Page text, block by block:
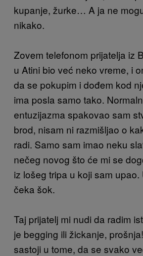
kupanje, žurke… A ja ne
nikako.
Zovem telefonom prijatelja iz
u Atini bio već neko vreme, i
da se pokupim i dođem kod
ima posla samo tako.
entuzijazma spakovao sam
brod, nisam ni razmišljao o
radi. Samo sam imao neku
nečeg novog što će mi se
iz lošeg tripa u koji sam upao.
čeka šok.
Taj prijatelj mi nudi da radim
je begging ili žickanje,
sastoji u tome, da se svako